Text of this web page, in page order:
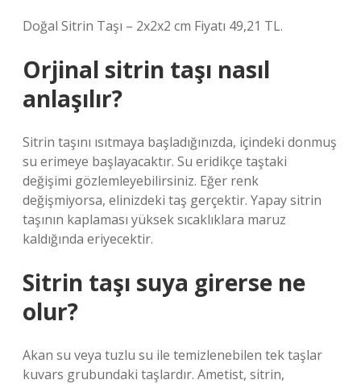
Doğal Sitrin Taşı – 2x2x2 cm Fiyatı 49,21 TL.
Orjinal sitrin taşı nasıl
anlaşılır?
Sitrin taşını ısıtmaya başladığınızda, içindeki donmuş
su erimeye başlayacaktır. Su eridikçe taştaki
değişimi gözlemleyebilirsiniz. Eğer renk
değişmiyorsa, elinizdeki taş gerçektir. Yapay sitrin
taşının kaplaması yüksek sıcaklıklara maruz
kaldığında eriyecektir.
Sitrin taşı suya girerse ne
olur?
Akan su veya tuzlu su ile temizlenebilen tek taşlar
kuvars grubundaki taşlardır. Ametist, sitrin,